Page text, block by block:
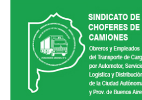
Noticias de Delegaciones y Seccionales
Memoria histórica
Novedades